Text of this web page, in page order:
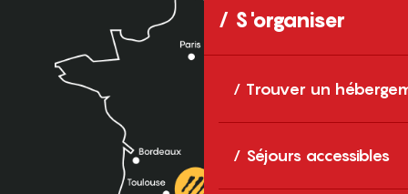
S'organiser
Trouver un
Séjours accessibles